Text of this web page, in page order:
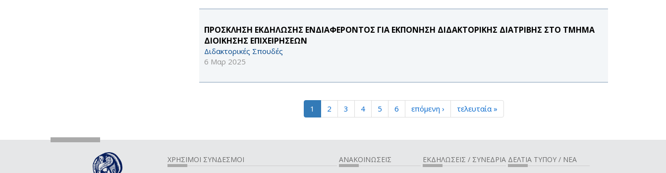
ΠΡΟΣΚΛΗΣΗ ΕΚΔΗΛΩΣΗΣ ΕΝΔΙΑΦΕΡΟΝΤΟΣ ΓΙΑ ΕΚΠΟΝΗΣΗ ΔΙΔΑΚΤΟΡΙΚΗΣ ΔΙΑΤΡΙΒΗΣ ΣΤΟ ΤΜΗΜΑ
ΔΙΟΙΚΗΣΗΣ ΕΠΙΧΕΙΡΗΣΕΩΝ
Διδακτορικές Σπουδές
6 Μαρ 2025
1 2 3 4 5 6 επόμενη › τελευταία »
ΧΡΗΣΙΜΟΙ ΣΥΝΔΕΣΜΟΙ ΑΝΑΚΟΙΝΩΣΕΙΣ ΕΚΔΗΛΩΣΕΙΣ / ΣΥΝΕΔΡΙΑ ΔΕΛΤΙΑ ΤΥΠΟΥ / ΝΕΑ